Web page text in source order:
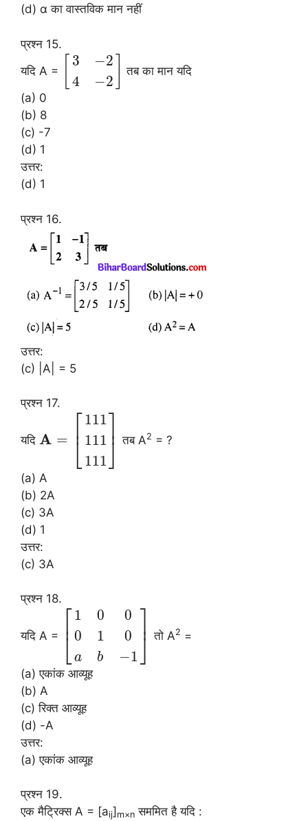
(d) α का वास्तविक मान नहीं
प्रश्न 15.
यदि A =
3
4
−2
−2
तब का मान यदि
(a) 0
(b) 8
(c) -7
(d) 1
उत्तर:
(d) 1
प्रश्न 16.
उत्तर:
(c) |A| = 5
प्रश्न 17.
यदि A = ⎡
⎣
⎢ 111
111
111
⎤
⎦⎥ तब A2 = ?
(a) A
(b) 2A
(c) 3A
(d) 1
उत्तर:
(c) 3A
प्रश्न 18.
यदि A = ⎡
⎣
⎢ 1
0
a
0
1
b
0
0
−1
⎤
⎦⎥ तो A2 =
(a) एकांक आव्यूह
(b) A
(c) रिक्त आव्यूह
(d) -A
उत्तर:
(a) एकांक आव्यूह
प्रश्न 19.
एक मैट्रिक्स A = [aij] m×n सममित है यदि :